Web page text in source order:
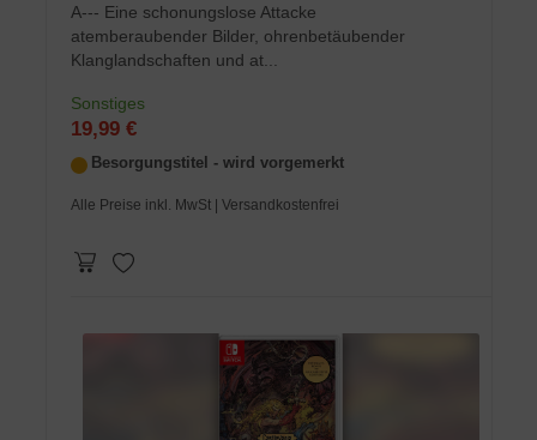
A--- Eine schonungslose Attacke
atemberaubender Bilder, ohrenbetäubender
Klanglandschaften und at...
Sonstiges
19,99 €
Besorgungstitel - wird vorgemerkt
Alle Preise inkl. MwSt | Versandkostenfrei